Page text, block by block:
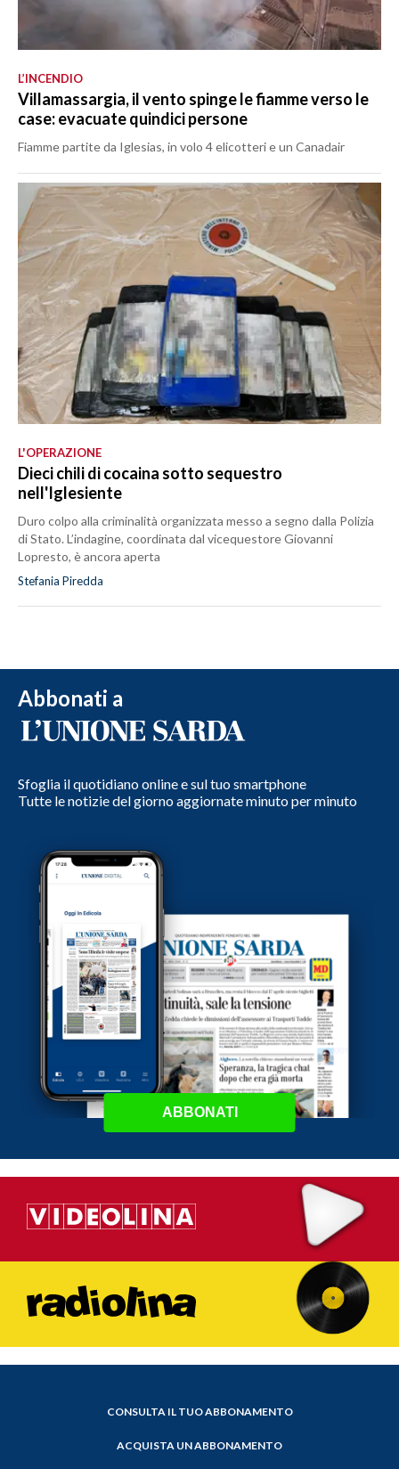
L’INCENDIO
Villamassargia, il vento spinge le fiamme verso le
case: evacuate quindici persone
Fiamme partite da Iglesias, in volo 4 elicotteri e un Canadair
L'OPERAZIONE
Dieci chili di cocaina sotto sequestro
nell'Iglesiente
Duro colpo alla criminalità organizzata messo a segno dalla Polizia
di Stato. L’indagine, coordinata dal vicequestore Giovanni
Lopresto, è ancora aperta
Stefania Piredda
Abbonati a
Sfoglia il quotidiano online e sul tuo smartphone
Tutte le notizie del giorno aggiornate minuto per minuto
ABBONATI
CONSULTA IL TUO ABBONAMENTO
ACQUISTA UN ABBONAMENTO